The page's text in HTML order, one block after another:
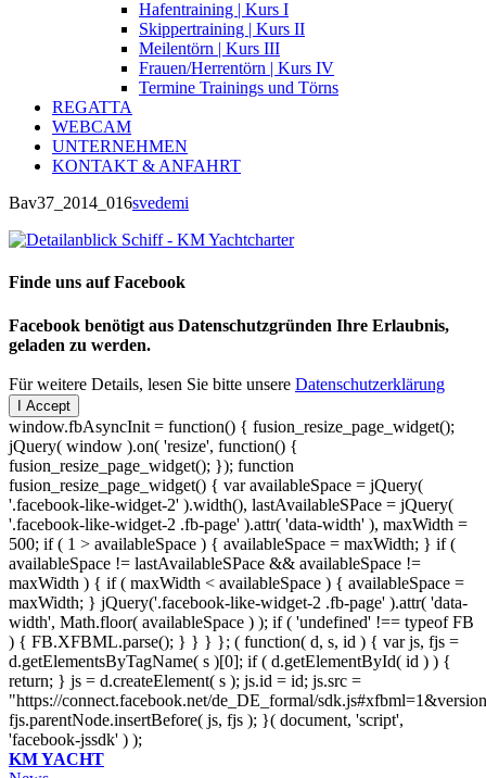
Hafentraining | Kurs I
Skippertraining | Kurs II
Meilentörn | Kurs III
Frauen/Herrentörn | Kurs IV
Termine Trainings und Törns
REGATTA
WEBCAM
UNTERNEHMEN
KONTAKT & ANFAHRT
Bav37_2014_016svedemi
Finde uns auf Facebook
Facebook benötigt aus Datenschutzgründen Ihre Erlaubnis,
geladen zu werden.
Für weitere Details, lesen Sie bitte unsere Datenschutzerklärung
I Accept
window.fbAsyncInit = function() { fusion_resize_page_widget();
jQuery( window ).on( 'resize', function() {
fusion_resize_page_widget(); }); function
fusion_resize_page_widget() { var availableSpace = jQuery(
'.facebook-like-widget-2' ).width(), lastAvailableSPace = jQuery(
'.facebook-like-widget-2 .fb-page' ).attr( 'data-width' ), maxWidth =
500; if ( 1 > availableSpace ) { availableSpace = maxWidth; } if (
availableSpace != lastAvailableSPace && availableSpace !=
maxWidth ) { if ( maxWidth < availableSpace ) { availableSpace =
maxWidth; } jQuery('.facebook-like-widget-2 .fb-page' ).attr( 'data-
width', Math.floor( availableSpace ) ); if ( 'undefined' !== typeof FB
) { FB.XFBML.parse(); } } } }; ( function( d, s, id ) { var js, fjs =
d.getElementsByTagName( s )[0]; if ( d.getElementById( id ) ) {
return; } js = d.createElement( s ); js.id = id; js.src =
"https://connect.facebook.net/de_DE_formal/
fjs.parentNode.insertBefore( js, fjs ); }( document, 'script',
'facebook-jssdk' ) );
KM YACHT